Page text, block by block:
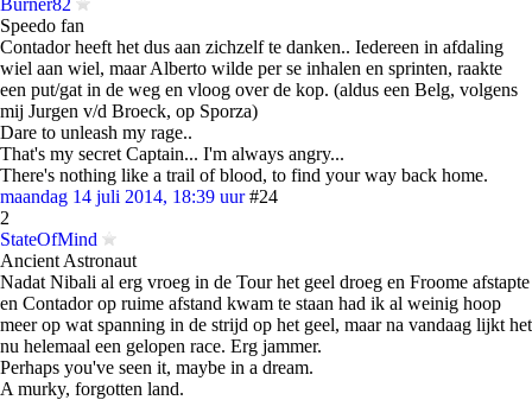
Burner82
Speedo fan
Contador heeft het dus aan zichzelf te danken.. Iedereen in afdaling
wiel aan wiel, maar Alberto wilde per se inhalen en sprinten, raakte
een put/gat in de weg en vloog over de kop. (aldus een Belg, volgens
mij Jurgen v/d Broeck, op Sporza)
Dare to unleash my rage..
That's my secret Captain... I'm always angry...
There's nothing like a trail of blood, to find your way back home.
maandag 14 juli 2014, 18:39 uur #24
2
StateOfMind
Ancient Astronaut
Nadat Nibali al erg vroeg in de Tour het geel droeg en Froome afstapte
en Contador op ruime afstand kwam te staan had ik al weinig hoop
meer op wat spanning in de strijd op het geel, maar na vandaag lijkt het
nu helemaal een gelopen race. Erg jammer.
Perhaps you've seen it, maybe in a dream.
A murky, forgotten land.